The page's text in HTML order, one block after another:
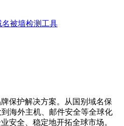
名被墙检测工具
保护解决方案。从国别域名保
海外主机、邮件安全等全球化
安全、稳定地开拓全球市场。